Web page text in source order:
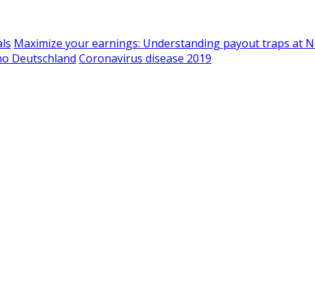
Maximize your earnings: Understanding payout traps at
Deutschland Coronavirus disease 2019